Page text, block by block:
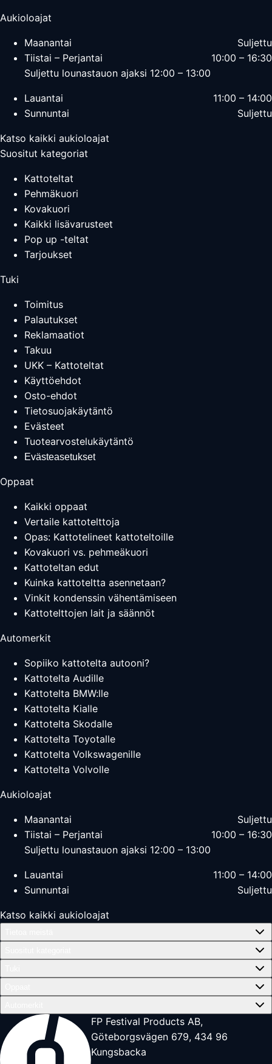
Aukioloajat
Maanantai
Suljettu
Tiistai – Perjantai
10:00 – 16:30
Suljettu lounastauon ajaksi 12:00 – 13:00
Lauantai
11:00 – 14:00
Sunnuntai
Suljettu
Katso kaikki aukioloajat
Suositut kategoriat
Kattoteltat
Pehmäkuori
Kovakuori
Kaikki lisävarusteet
Pop up -teltat
Tarjoukset
Tuki
Toimitus
Palautukset
Reklamaatiot
Takuu
UKK – Kattoteltat
Käyttöehdot
Osto-ehdot
Tietosuojakäytäntö
Evästeet
Tuotearvostelukäytäntö
Evästeasetukset
Oppaat
Kaikki oppaat
Vertaile kattotelttoja
Opas: Kattotelineet kattoteltoille
Kovakuori vs. pehmeäkuori
Kattoteltan edut
Kuinka kattoteltta asennetaan?
Vinkit kondenssin vähentämiseen
Kattotelttojen lait ja säännöt
Automerkit
Sopiiko kattotelta autooni?
Kattotelta Audille
Kattotelta BMW:lle
Kattotelta Kialle
Kattotelta Skodalle
Kattotelta Toyotalle
Kattotelta Volkswagenille
Kattotelta Volvolle
Aukioloajat
Maanantai
Suljettu
Tiistai – Perjantai
10:00 – 16:30
Suljettu lounastauon ajaksi 12:00 – 13:00
Lauantai
11:00 – 14:00
Sunnuntai
Suljettu
Katso kaikki aukioloajat
FP Festival Products AB,
Göteborgsvägen 679, 434 96
Kungsbacka